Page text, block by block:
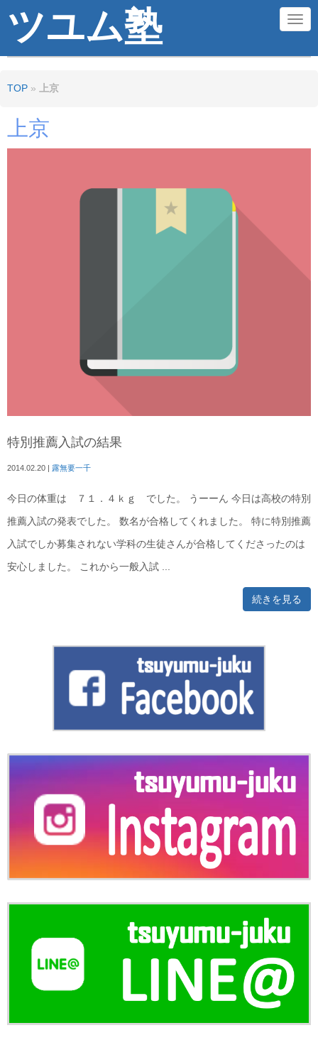
ツユム塾 N
TOP » 上京
上京
特別推薦入試の結果
2014.02.20 | 露無要一千
今日の体重は ７１．４ｋｇ でした。 うーーん 今日は高校の特別
推薦入試の発表でした。 数名が合格してくれました。 特に特別推薦
入試でしか募集されない学科の生徒さんが合格してくださったのは
安心しました。 これから一般入試 ...
続きを見る